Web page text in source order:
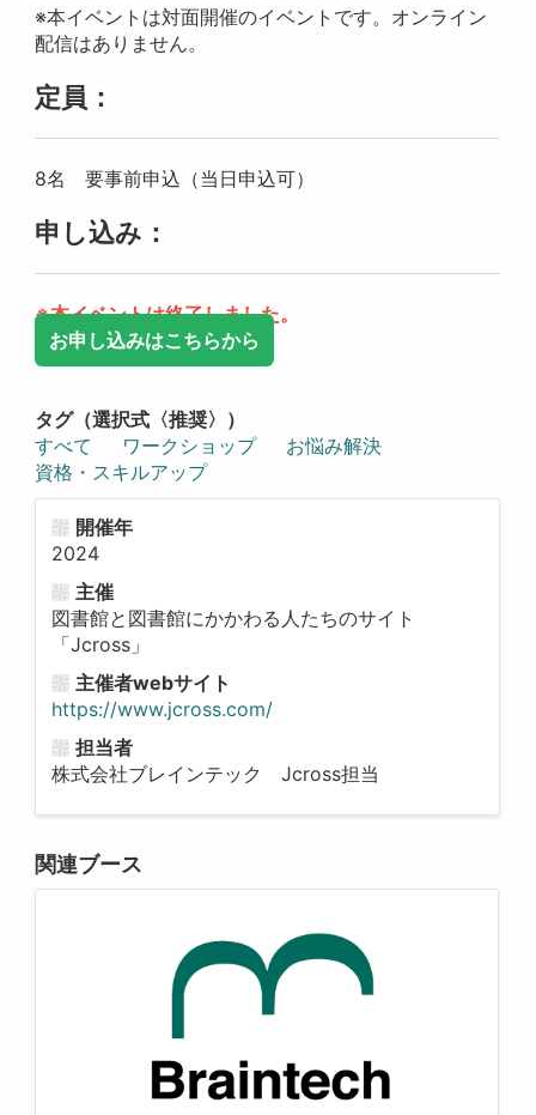
※本イベントは対面開催のイベントです。オンライン
配信はありません。
定員：
8名 要事前申込（当日申込可）
申し込み：
※本イベントは終了しました。
お申し込みはこちらから
タグ（選択式〈推奨〉）
すべて
ワークショップ
お悩み解決
資格・スキルアップ
開催年
2024
主催
図書館と図書館にかかわる人たちのサイト
「Jcross」
主催者webサイト
https://www.jcross.com/
担当者
株式会社ブレインテック Jcross担当
関連ブース